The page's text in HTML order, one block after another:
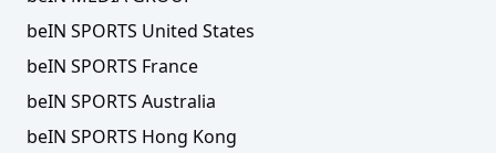
beIN SPORTS United States
beIN SPORTS France
beIN SPORTS Australia
beIN SPORTS Hong Kong